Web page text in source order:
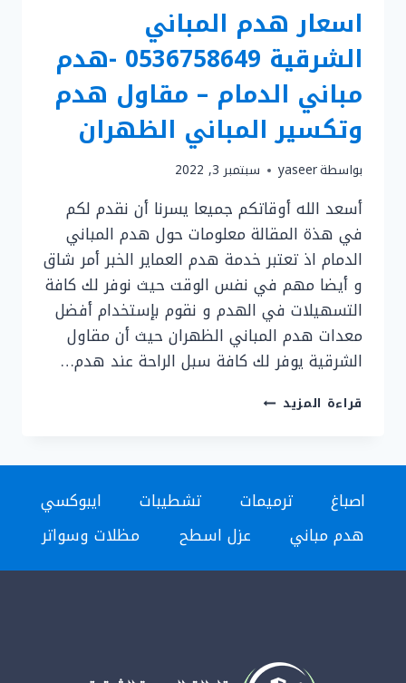
اسعار هدم المباني
الشرقية 0536758649 -هدم
مباني الدمام – مقاول هدم
وتكسير المباني الظهران
بواسطةyaseer سبتمبر 3, 2022
أسعد الله أوقاتكم جميعا يسرنا أن نقدم لكم
في هذة المقالة معلومات حول هدم المباني
الدمام اذ تعتبر خدمة هدم العماير الخبر أمر شاق
و أيضا مهم في نفس الوقت حيث نوفر لك كافة
التسهيلات في الهدم و نقوم بإستخدام أفضل
معدات هدم المباني الظهران حيث أن مقاول
الشرقية يوفر لك كافة سبل الراحة عند هدم…
قراءة المزيد اسعار
الشرقية
-هدم
الدمام
–
الظهران
اصباغ ترميمات تشطيبات
ايبوكسي
هدم مباني
عزل اسطح مظلات وسواتر